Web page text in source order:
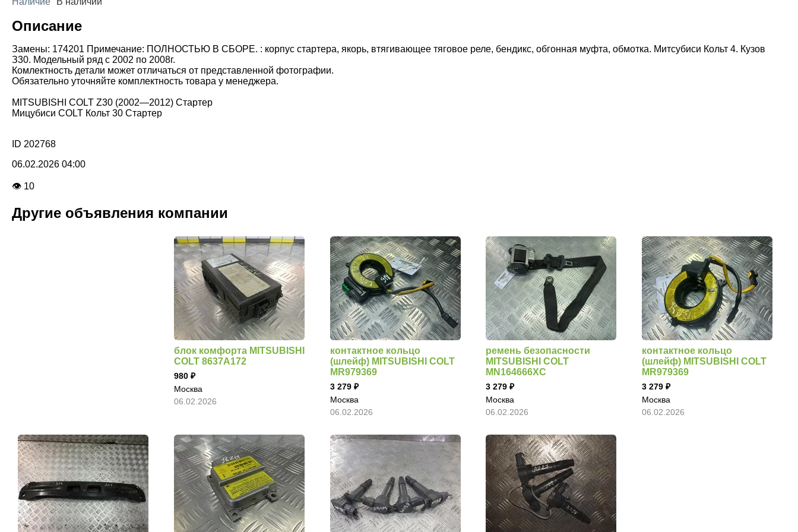
Описание
Замены: 174201 Примечание: ПОЛНОСТЬЮ В СБОРЕ. : корпус стартера, якорь, втягивающее тяговое реле, бендикс, обгонная муфта, обмотка. Митсубиси Кольт 4. Кузов
З30. Модельный ряд с 2002 по 2008г.
Комлектность детали может отличаться от представленной фотографии.
Обязательно уточняйте комплектность товара у менеджера.
MITSUBISHI COLT Z30 (2002—2012) Стартер
Мицубиси COLT Кольт 30 Стартер
ID 202768
06.02.2026 04:00
👁 10
Другие объявления компании
блок комфорта MITSUBISHI
COLT 8637A172
980
Москва
06.02.2026
контактное кольцо
(шлейф) MITSUBISHI COLT
MR979369
3 279
Москва
06.02.2026
ремень безопасности
MITSUBISHI COLT
MN164666XC
3 279
Москва
06.02.2026
контактное кольцо
(шлейф) MITSUBISHI COLT
MR979369
3 279
Москва
06.02.2026